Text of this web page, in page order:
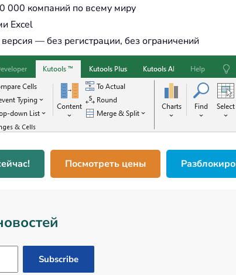
000 компаний по всему миру
Excel
— без регистрации, без ограничений
Посмотреть цены